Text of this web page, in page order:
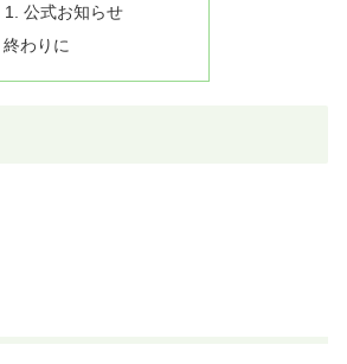
公式お知らせ
終わりに